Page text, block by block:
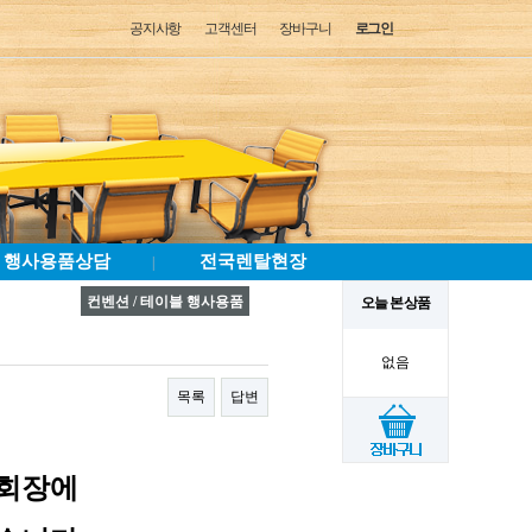
로그인
장바구니
고객센터
공지사항
행사용품상담 전국렌탈현장
오늘 본 상품
없음
컨벤션 / 테이블 행사용품
목록 답변
장에